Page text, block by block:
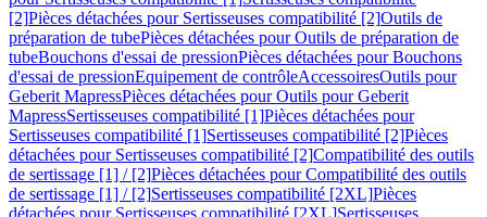
[2]Pièces détachées pour Sertisseuses compatibilité [2]Outils de
préparation de tubePièces détachées pour Outils de préparation de
tubeBouchons d'essai de pressionPièces détachées pour Bouchons
d'essai de pressionEquipement de contrôleAccessoiresOutils pour
Geberit MapressPièces détachées pour Outils pour Geberit
MapressSertisseuses compatibilité [1]Pièces détachées pour
Sertisseuses compatibilité [1]Sertisseuses compatibilité [2]Pièces
détachées pour Sertisseuses compatibilité [2]Compatibilité des outils
de sertissage [1] / [2]Pièces détachées pour Compatibilité des outils
de sertissage [1] / [2]Sertisseuses compatibilité [2XL]Pièces
détachées pour Sertisseuses compatibilité [2XL]Sertisseuses